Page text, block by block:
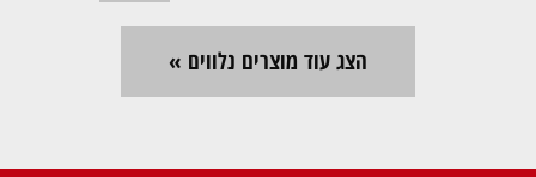
הצג עוד מוצרים נלווים »